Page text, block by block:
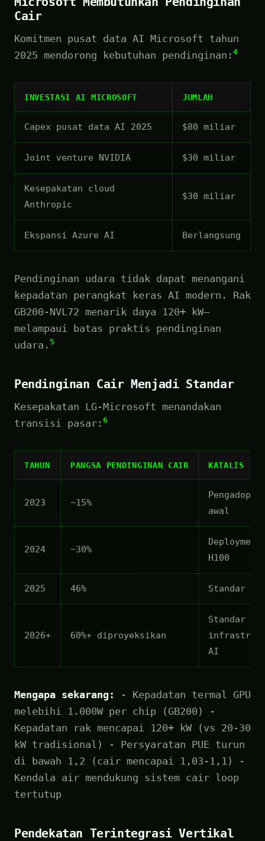
Cair
Komitmen pusat data AI Microsoft tahun
2025 mendorong kebutuhan pendinginan: 4
INVESTASI AI MICROSOFT JUMLAH
Capex pusat data AI 2025 $80 miliar
Joint venture NVIDIA $30 miliar
Kesepakatan cloud
Anthropic
$30 miliar
Ekspansi Azure AI Berlangsung
Pendinginan udara tidak dapat menangani
kepadatan perangkat keras AI modern. Rak
GB200-NVL72 menarik daya 120+ kW—
melampaui batas praktis pendinginan
udara. 5
Pendinginan Cair Menjadi Standar
Kesepakatan LG-Microsoft menandakan
transisi pasar: 6
TAHUN PANGSA PENDINGINAN CAIR KATALIS
2023 ~15%
Pengadopsi
awal
2024 ~30%
Deployment
H100
2025 46% Standar
2026+ 60%+ diproyeksikan
Standar
AI
Mengapa sekarang:
- Kepadatan termal GPU
melebihi 1.000W per chip (GB200) -
Kepadatan rak mencapai 120+ kW (vs 20-30
kW tradisional) - Persyaratan PUE turun
di bawah 1,2 (cair mencapai 1,03-1,1) -
Kendala air mendukung sistem cair loop
tertutup
Pendekatan Terintegrasi Vertikal